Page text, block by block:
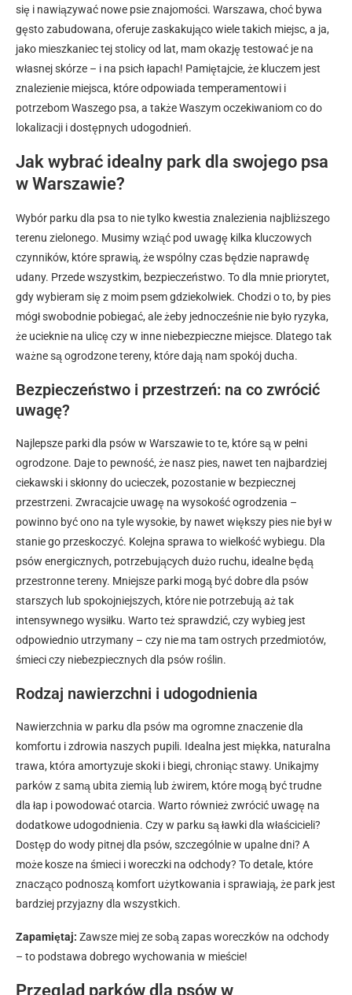
się i nawiązywać nowe psie znajomości. Warszawa, choć bywa
gęsto zabudowana, oferuje zaskakująco wiele takich miejsc, a ja,
jako mieszkaniec tej stolicy od lat, mam okazję testować je na
własnej skórze – i na psich łapach! Pamiętajcie, że kluczem jest
znalezienie miejsca, które odpowiada temperamentowi i
potrzebom Waszego psa, a także Waszym oczekiwaniom co do
lokalizacji i dostępnych udogodnień.
Jak wybrać idealny park dla swojego psa
w Warszawie?
Wybór parku dla psa to nie tylko kwestia znalezienia najbliższego
terenu zielonego. Musimy wziąć pod uwagę kilka kluczowych
czynników, które sprawią, że wspólny czas będzie naprawdę
udany. Przede wszystkim, bezpieczeństwo. To dla mnie priorytet,
gdy wybieram się z moim psem gdziekolwiek. Chodzi o to, by pies
mógł swobodnie pobiegać, ale żeby jednocześnie nie było ryzyka,
że ucieknie na ulicę czy w inne niebezpieczne miejsce. Dlatego tak
ważne są ogrodzone tereny, które dają nam spokój ducha.
Bezpieczeństwo i przestrzeń: na co zwrócić
uwagę?
Najlepsze parki dla psów w Warszawie to te, które są w pełni
ogrodzone. Daje to pewność, że nasz pies, nawet ten najbardziej
ciekawski i skłonny do ucieczek, pozostanie w bezpiecznej
przestrzeni. Zwracajcie uwagę na wysokość ogrodzenia –
powinno być ono na tyle wysokie, by nawet większy pies nie był w
stanie go przeskoczyć. Kolejna sprawa to wielkość wybiegu. Dla
psów energicznych, potrzebujących dużo ruchu, idealne będą
przestronne tereny. Mniejsze parki mogą być dobre dla psów
starszych lub spokojniejszych, które nie potrzebują aż tak
intensywnego wysiłku. Warto też sprawdzić, czy wybieg jest
odpowiednio utrzymany – czy nie ma tam ostrych przedmiotów,
śmieci czy niebezpiecznych dla psów roślin.
Rodzaj nawierzchni i udogodnienia
Nawierzchnia w parku dla psów ma ogromne znaczenie dla
komfortu i zdrowia naszych pupili. Idealna jest miękka, naturalna
trawa, która amortyzuje skoki i biegi, chroniąc stawy. Unikajmy
parków z samą ubita ziemią lub żwirem, które mogą być trudne
dla łap i powodować otarcia. Warto również zwrócić uwagę na
dodatkowe udogodnienia. Czy w parku są ławki dla właścicieli?
Dostęp do wody pitnej dla psów, szczególnie w upalne dni? A
może kosze na śmieci i woreczki na odchody? To detale, które
znacząco podnoszą komfort użytkowania i sprawiają, że park jest
bardziej przyjazny dla wszystkich.
Zapamiętaj: Zawsze miej ze sobą zapas woreczków na odchody
– to podstawa dobrego wychowania w mieście!
Przegląd parków dla psów w